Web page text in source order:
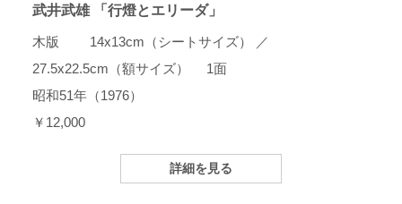
武井武雄 「行燈とエリーダ」
木版 14x13cm（シートサイズ） ／
27.5x22.5cm（額サイズ） 1面
昭和51年（1976）
￥12,000
詳細を見る